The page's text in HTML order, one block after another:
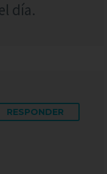
día.
RESPONDER